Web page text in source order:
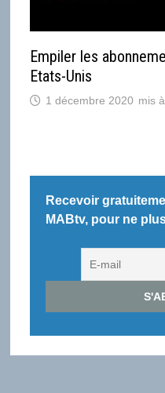
Empiler les
Etats-Unis
1 décembre 2020
Recevoir
MABtv, pour ne